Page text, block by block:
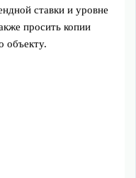
ставки и уровне
просить копии
объекту.